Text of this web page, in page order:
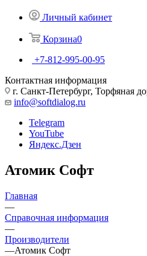
Личный кабинет
Корзина0
+7-812-995-00-95
Контактная информация
г. Санкт-Петербург, Торфяная
info@softdialog.ru
Telegram
YouTube
Яндекс.Дзен
Атомик Софт
Главная
—
Справочная информация
—
Производители
—Атомик Софт